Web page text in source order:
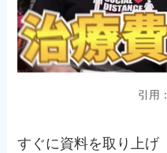
引用：
すぐに資料を取り上げ